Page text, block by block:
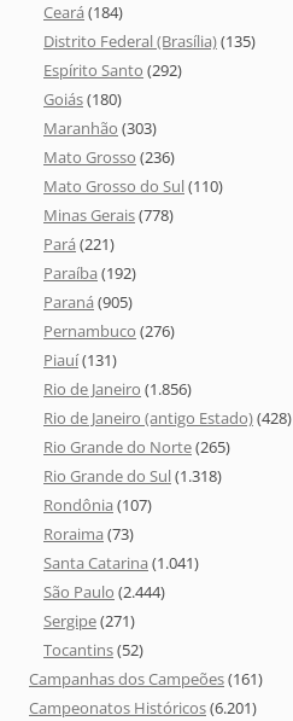
Ceará (184)
Distrito Federal (Brasília)(135)
Espírito Santo (292)
Goiás(180)
Maranhão (303)
Mato Grosso (236)
Mato Grosso do Sul(110)
Minas Gerais(778)
Pará (221)
Paraíba (192)
Paraná (905)
Pernambuco (276)
Piauí(131)
Rio de Janeiro (1.856)
Rio de Janeiro (antigo Estado)(428)
Rio Grande do Norte(265)
Rio Grande do Sul(1.318)
Rondônia (107)
Roraima (73)
Santa Catarina (1.041)
São Paulo (2.444)
Sergipe(271)
Tocantins(52)
Campanhas dos Campeões(161)
Campeonatos Históricos(6.201)